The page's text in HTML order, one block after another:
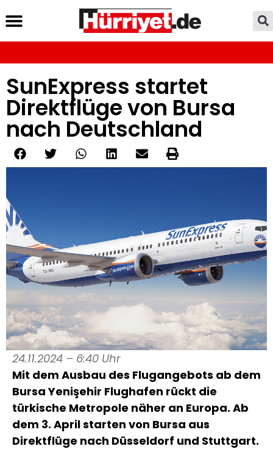
SunExpress startet
Direktflüge von Bursa
nach Deutschland
24.11.2024 – 6:40 Uhr
Mit dem Ausbau des Flugangebots ab dem
Bursa Yenişehir Flughafen rückt die
türkische Metropole näher an Europa. Ab
dem 3. April starten von Bursa aus
Direktflüge nach Düsseldorf und Stuttgart.